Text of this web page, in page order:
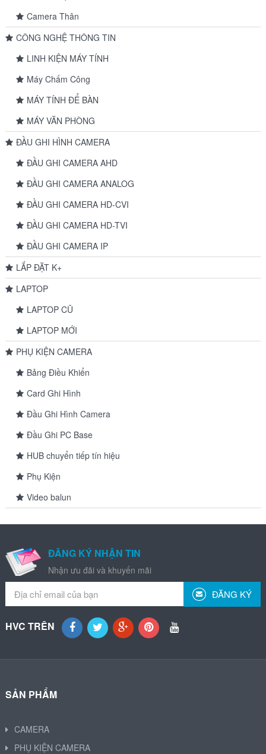
Camera Thân
CÔNG NGHỆ THÔNG TIN
LINH KIỆN MÁY TÍNH
Máy Chấm Công
MÁY TÍNH ĐỂ BÀN
MÁY VĂN PHÒNG
ĐẦU GHI HÌNH CAMERA
ĐẦU GHI CAMERA AHD
ĐẦU GHI CAMERA ANALOG
ĐẦU GHI CAMERA HD-CVI
ĐẦU GHI CAMERA HD-TVI
ĐẦU GHI CAMERA IP
LẮP ĐẶT K+
LAPTOP
LAPTOP CŨ
LAPTOP MỚI
PHỤ KIỆN CAMERA
Bảng Điều Khiển
Card Ghi Hình
Đầu Ghi Hình Camera
Đầu Ghi PC Base
HUB chuyển tiếp tín hiệu
Phụ Kiện
Video balun
ĐĂNG KÝ NHẬN TIN
Nhận ưu đãi và khuyến mãi
ĐĂNG KÝ
HVC TRÊN
SẢN PHẨM
CAMERA
PHỤ KIỆN CAMERA